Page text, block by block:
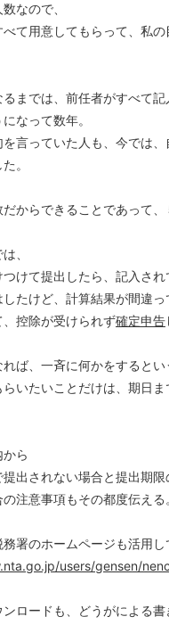
なので、
て用意してもらって、私の
までは、前任者がすべて記
なって数年。
言っていた人も、今では
。
からできることであって
、
けて提出したら、記入さ
したけど、計算結果が間違
控除が受けられず確定申告
れば、一斉に何かをするとい
いたいことだけは、期日
から
提出されない場合と提出期限
注意事項もその都度伝え
署のホームページも活用し
users/gensen/
ロードも、どうがによる